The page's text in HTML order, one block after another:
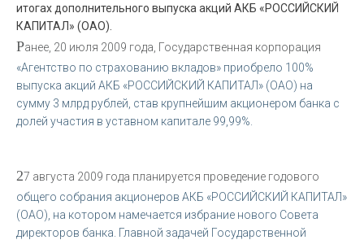
итогах дополнительного выпуска акций АКБ «РОССИЙСКИЙ
КАПИТАЛ» (ОАО).
Ранее, 20 июля 2009 года, Государственная корпорация
«Агентство по страхованию вкладов» приобрело 100%
выпуска акций АКБ «РОССИЙСКИЙ КАПИТАЛ» (ОАО) на
сумму 3 млрд рублей, став крупнейшим акционером банка с
долей участия в уставном капитале 99,99%.
27 августа 2009 года планируется проведение годового
общего собрания акционеров АКБ «РОССИЙСКИЙ КАПИТАЛ»
(ОАО), на котором намечается избрание нового Совета
директоров банка. Главной задачей Государственной